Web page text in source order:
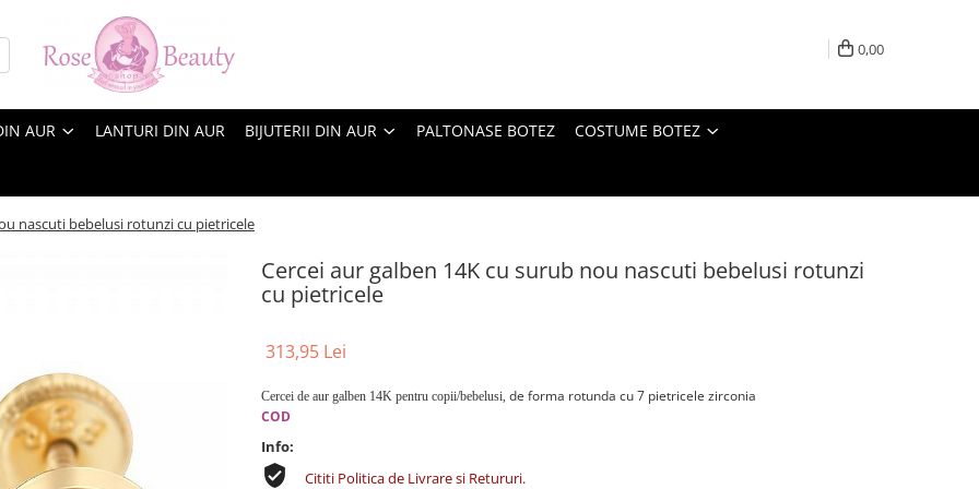
0,00
AUR LANTURI DIN AUR BIJUTERII DIN AUR PALTONASE BOTEZ COSTUME BOTEZ
nascuti bebelusi rotunzi cu pietricele
Cercei aur galben 14K cu surub nou nascuti bebelusi rotunzi
cu pietricele
313,95 Lei
Cercei de aur galben 14K pentru copii/bebelusi, de forma rotunda cu 7 pietricele zirconia
COD
Info:
Cititi Politica de Livrare si Retururi.